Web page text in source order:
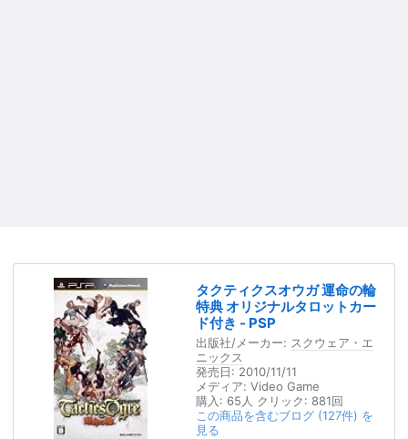
タクティクスオウガ 運命の輪
特典 オリジナルタロットカー
ド付き - PSP
出版社/メーカー: スクウェア・エ
ニックス
発売日: 2010/11/11
メディア: Video Game
購入: 65人 クリック: 881回
この商品を含むブログ (127件) を
見る